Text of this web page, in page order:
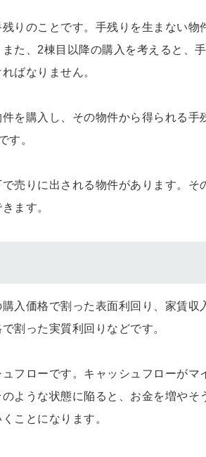
りのことです。手残りを生まない物
た、2棟目以降の購入を考えると、
ばなりません。
を購入し、その物件から得られる手
す。
売りに出される物件があります。そ
ます。
入価格で割った表面利回り、家賃収
割った実質利回りなどです。
フローです。キャッシュフローがマ
ような状態に陥ると、お金を増やそ
ことになります。